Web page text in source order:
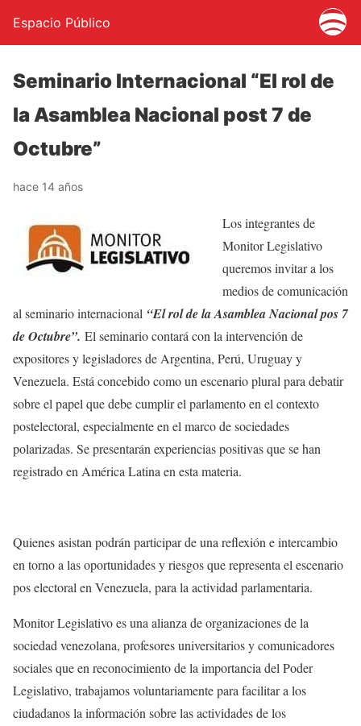
Espacio Público
Seminario Internacional “El rol de
la Asamblea Nacional post 7 de
Octubre”
hace 14 años
Los integrantes de
Monitor Legislativo
queremos invitar a los
medios de comunicación
al seminario internacional “El rol de la Asamblea Nacional pos 7
de Octubre”. El seminario contará con la intervención de
expositores y legisladores de Argentina, Perú, Uruguay y
Venezuela. Está concebido como un escenario plural para debatir
sobre el papel que debe cumplir el parlamento en el contexto
postelectoral, especialmente en el marco de sociedades
polarizadas. Se presentarán experiencias positivas que se han
registrado en América Latina en esta materia.
Quienes asistan podrán participar de una reflexión e intercambio
en torno a las oportunidades y riesgos que representa el escenario
pos electoral en Venezuela, para la actividad parlamentaria.
Monitor Legislativo es una alianza de organizaciones de la
sociedad venezolana, profesores universitarios y comunicadores
sociales que en reconocimiento de la importancia del Poder
Legislativo, trabajamos voluntariamente para facilitar a los
ciudadanos la información sobre las actividades de los